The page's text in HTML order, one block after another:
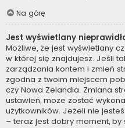
Na górę
Jest wyświetlany
Możliwe, że jest wyświetlany
w której się znajdujesz. Jeśli
zarządzania kontem i zmień
zgodna z twoim miejscem
czy Nowa Zelandia. Zmiana
ustawień, może zostać
użytkowników. Jeżeli nie
– teraz jest dobry moment, by